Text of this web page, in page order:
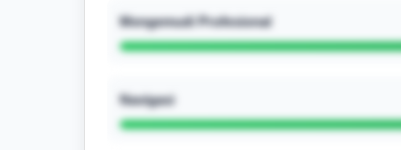
Mengemudi Profesional
Navigasi